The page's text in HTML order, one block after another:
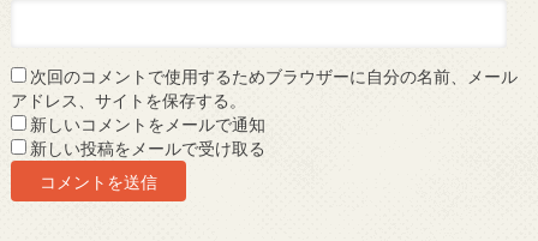
次回のコメントで使用するためブラウザーに自分の名前、メール
アドレス、サイトを保存する。
新しいコメントをメールで通知
新しい投稿をメールで受け取る